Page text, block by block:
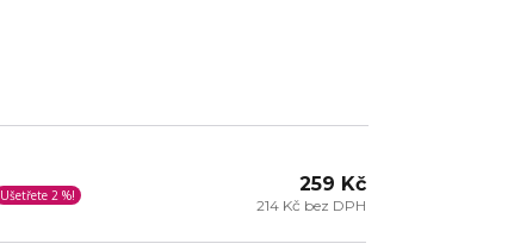
Ušetřete 2 %! 259 Kč
214 Kč bez DPH